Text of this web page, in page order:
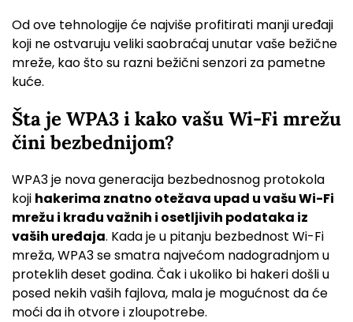
Od ove tehnologije će najviše profitirati manji uređaji
koji ne ostvaruju veliki saobraćaj unutar vaše bežične
mreže, kao što su razni bežični senzori za pametne
kuće.
Šta je WPA3 i kako vašu Wi-Fi mrežu
čini bezbednijom?
WPA3 je nova generacija bezbednosnog protokola
koji hakerima znatno otežava upad u vašu Wi-Fi
mrežu i krađu važnih i osetljivih podataka iz
vaših uređaja. Kada je u pitanju bezbednost Wi-Fi
mreža, WPA3 se smatra najvećom nadogradnjom u
proteklih deset godina. Čak i ukoliko bi hakeri došli u
posed nekih vaših fajlova, mala je mogućnost da će
moći da ih otvore i zloupotrebe.